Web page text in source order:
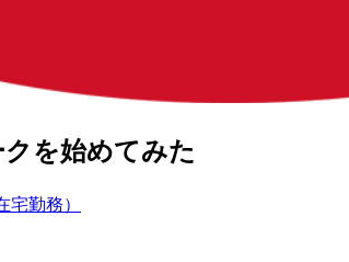
を始めてみた
勤務）